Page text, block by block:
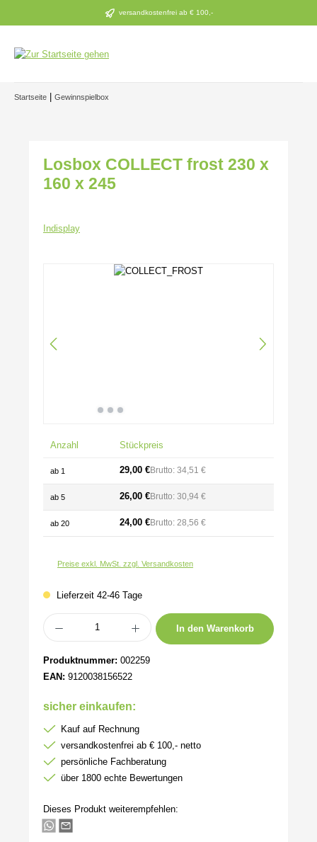
Zum Hauptinhalt springen versandkostenfrei ab € 100,-
Startseite Gewinnspielbox
Losbox COLLECT frost 230 x
160 x 245
Indisplay
Bildergalerie überspringen
Anzahl Stückpreis
ab 1 29,00 €Brutto: 34,51 €
ab 5 26,00 €Brutto: 30,94 €
ab 20 24,00 €Brutto: 28,56 €
Preise exkl. MwSt. zzgl. Versandkosten
Lieferzeit 42-46 Tage
Produkt Anzahl: Gib den gewünschten Wert ein oder benutze die Schaltflächen
In den Warenkorb
Produktnummer: 002259
EAN: 9120038156522
sicher einkaufen:
Kauf auf Rechnung
versandkostenfrei ab € 100,- netto
persönliche Fachberatung
über 1800 echte Bewertungen
Dieses Produkt weiterempfehlen: